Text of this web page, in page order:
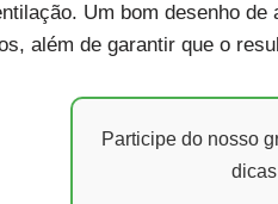
Um bom desenho
além de garantir que o
Participe do nosso